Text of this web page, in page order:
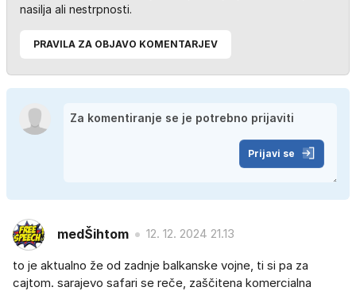
nasilja ali nestrpnosti.
PRAVILA ZA OBJAVO KOMENTARJEV
Prijavi se
medŠihtom 12. 12. 2024 21.13
to je aktualno že od zadnje balkanske vojne, ti si pa za
cajtom. sarajevo safari se reče, zaščitena komercialna